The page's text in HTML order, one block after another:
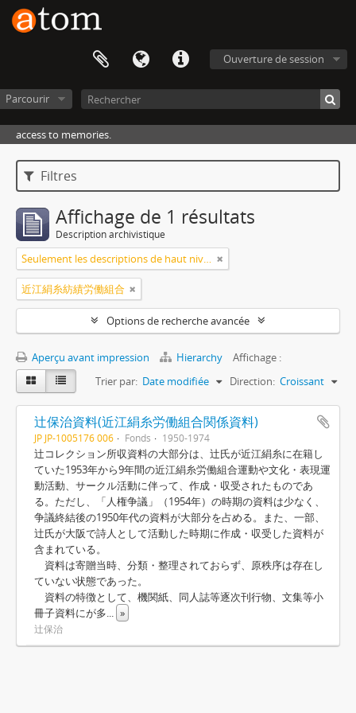
Ouverture de session
Parcourir
access to memories.
Filtres
Affichage de 1 résultats
Description archivistique
Seulement les descriptions de haut niveau
近江絹糸紡績労働組合
Options de recherche avancée
Aperçu avant impression Hierarchy
Affichage :
Trier par: Date modifiée Direction: Croissant
辻保治資料(近江絹糸労働組合関係資料)
JP JP-1005176 006 Fonds 1950-1974
辻コレクション所収資料の大部分は、辻氏が近江絹糸に在籍し
ていた1953年から9年間の近江絹糸労働組合運動や文化・表現運
動活動、サークル活動に伴って、作成・収受されたものであ
る。ただし、「人権争議」（1954年）の時期の資料は少なく、
争議終結後の1950年代の資料が大部分を占める。また、一部、
辻氏が大阪で詩人として活動した時期に作成・収受した資料が
含まれている。
資料は寄贈当時、分類・整理されておらず、原秩序は存在し
ていない状態であった。
資料の特徴として、機関紙、同人誌等逐次刊行物、文集等小
冊子資料にが多... »
辻保治